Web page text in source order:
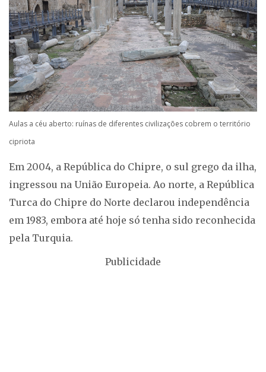
Aulas a céu aberto: ruínas de diferentes civilizações cobrem o território
cipriota
Em 2004, a República do Chipre, o sul grego da ilha,
ingressou na União Europeia. Ao norte, a República
Turca do Chipre do Norte declarou independência
em 1983, embora até hoje só tenha sido reconhecida
pela Turquia.
Publicidade